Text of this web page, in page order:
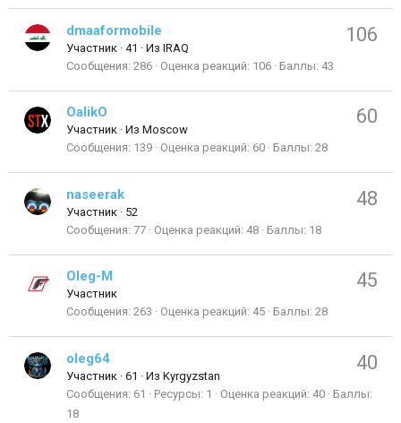
106
dmaaformobile
Участник · 41 · Из IRAQ
Сообщения 286 Оценка реакций 106 Баллы 43
60
OalikO
Участник · Из Moscow
Сообщения 139 Оценка реакций 60 Баллы 28
48
naseerak
Участник · 52
Сообщения 77 Оценка реакций 48 Баллы 18
45
Oleg-M
Участник
Сообщения 263 Оценка реакций 45 Баллы 28
40
oleg64
Участник · 61 · Из Kyrgyzstan
Сообщения 61 Ресурсы 1 Оценка реакций 40 Баллы
18